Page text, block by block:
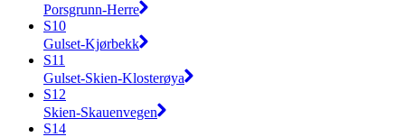
Porsgrunn-Herre
S10
Gulset-Kjørbekk
S11
Gulset-Skien-Klosterøya
S12
Skien-Skauenvegen
S14